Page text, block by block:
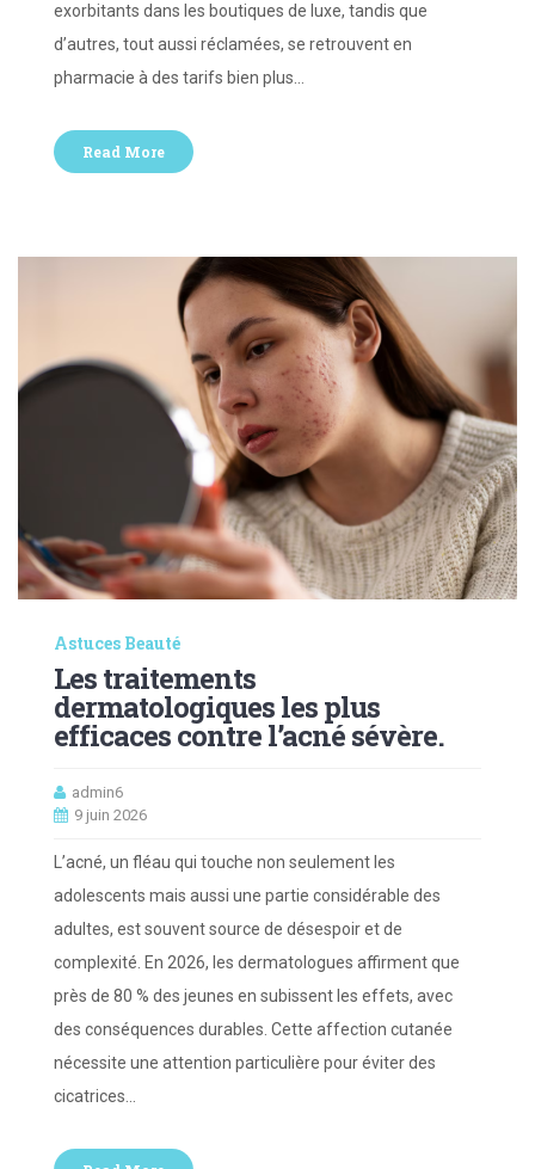
exorbitants dans les boutiques de luxe, tandis que
d’autres, tout aussi réclamées, se retrouvent en
pharmacie à des tarifs bien plus…
Read More
Astuces Beauté
Les traitements
dermatologiques les plus
efficaces contre l’acné sévère.
admin6
9 juin 2026
L’acné, un fléau qui touche non seulement les
adolescents mais aussi une partie considérable des
adultes, est souvent source de désespoir et de
complexité. En 2026, les dermatologues affirment que
près de 80 % des jeunes en subissent les effets, avec
des conséquences durables. Cette affection cutanée
nécessite une attention particulière pour éviter des
cicatrices…